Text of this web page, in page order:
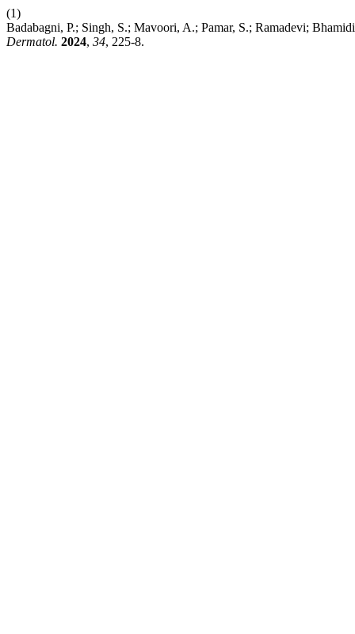
(1)
Badabagni, P.; Singh, S.; Mavoori, A.; Pamar, S.; Ramadevi;
Dermatol. 2024, 34, 225-8.